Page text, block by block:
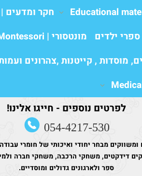
לפרטים נוספים - חייגו אלינו!
054-4217-530
ומשווקים מבחר יחודי ואיכותי של חומרי
דידקטים, משחקי הרכבה, משחקי חברה
ספר ולארגונים גדולים ומוסדיים.
חקר ומדעים |
ספרי ילדים מונטסורי | Montessori
מוסדות , קייטנות ,צהרונים